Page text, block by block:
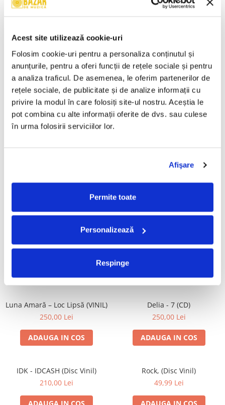
Acest site utilizează cookie-uri
Folosim cookie-uri pentru a personaliza conținutul și
anunțurile, pentru a oferi funcții de rețele sociale și pentru
a analiza traficul. De asemenea, le oferim partenerilor de
rețele sociale, de publicitate și de analize informații cu
privire la modul în care folosiți site-ul nostru. Aceștia le
pot combina cu alte informații oferite de dvs. sau culese
în urma folosirii serviciilor lor.
Afişare
Permite toate
Personalizează
Respinge
Alexandra Stan - Saxobeats
Unknown Artist - Povești ,
R.E.M. - Monster , (CD)
29,99 Lei
ADAUGA IN COS
Mădălina Manole - Dulce De
Tot, (CD)
99,99 Lei
DISC VINIL)
Fugees - The Score (CD)
Cargo- Spiritus Sanctus (Editie
150,00 Lei
Luna Amară – Loc Lipsă (VINIL)
250,00 Lei
ADAUGA IN COS
Delia - 7 (CD)
250,00 Lei
ADAUGA IN COS
IDK - IDCASH (Disc Vinil)
210,00 Lei
Rock, (Disc Vinil)
49,99 Lei